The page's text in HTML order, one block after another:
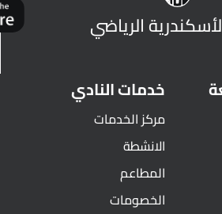
الرياضي
خدمات النادي
مركز الخدمات
الانشطة
المطاعم
الخصومات